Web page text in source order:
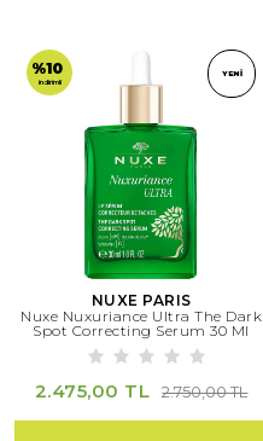
%10
indirimli
YENI
NUXE PARIS
Nuxe Nuxuriance Ultra The Dark
Spot Correcting Serum 30 Ml
2.475,00 TL 2.750,00 TL